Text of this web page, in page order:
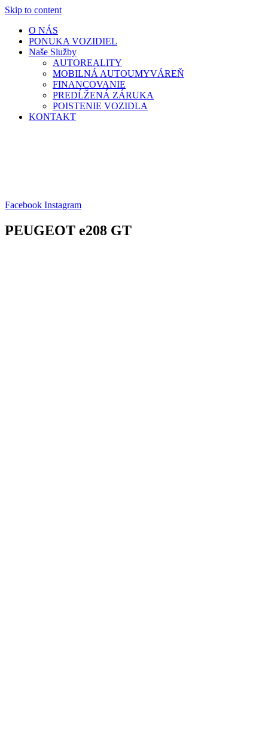
Skip to content
O NÁS
PONUKA VOZIDIEL
Naše Služby
AUTOREALITY
MOBILNÁ AUTOUMYVÁREŇ
FINANCOVANIE
PREDĹŽENÁ ZÁRUKA
POISTENIE VOZIDLA
KONTAKT
Facebook Instagram
PEUGEOT e208 GT